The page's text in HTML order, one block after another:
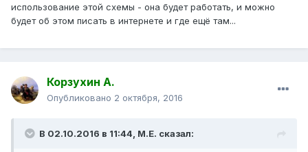
использование этой схемы - она будет работать, и можно
будет об этом писать в интернете и где ещё там...
Корзухин А.
Опубликовано 2 октября, 2016
В 02.10.2016 в 11:44, М.Е. сказал: